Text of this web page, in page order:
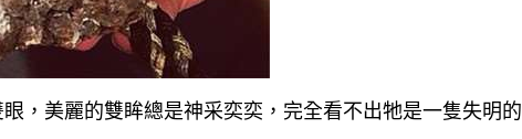
，美麗的雙眸總是神采奕奕，完全看不出牠是一隻失明的